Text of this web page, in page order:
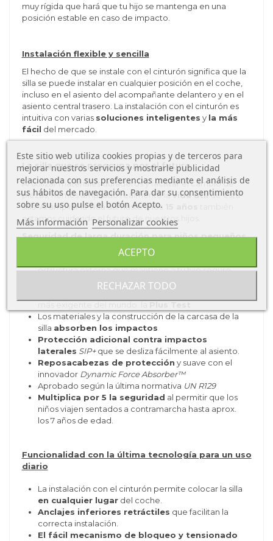
muy rígida que hará que tu hijo se mantenga en una
posición estable en caso de impacto.
Instalación flexible y sencilla
El hecho de que se instale con el cinturón significa que la
silla se puede instalar en cualquier posición en el coche,
incluso en el asiento del acompañante delantero y en el
asiento central trasero. La instalación con el cinturón es
intuitiva con varias soluciones inteligentes y la más
fácil del mercado.
La silla que se preocupa por el futuro
Al utilizar materiales duraderos y facilitar el cambio de
piezas, hemos ampliado realmente lavida útilde esta
silla. Al ampliar la vida útil hasta unos
estamos cuidando el futuro de nuestros hijos.
Seguridad de larga duración para niños pequeños
Concepto de seguridad revolucionario
estructura externa que mantiene a tu hijo seguro
hasta los 36 kg y los 125 cm
Los materiales y la construcción de la carcasa de la
silla absorben los impactos
Protección adicional contra impactos
laterales SIP+que se desliza fácilmente al asiento.
Reposacabezas de protección y suave con el
innovador Dynamic Force Absorber™
Aprobado según la última normativa UN R129
Multiplica por 5 la seguridad al permitir que los
niños viajen sentados a contramarcha hasta aprox.
los 7 años de edad.
Funcionalidad con la última tecnología para un uso
diario
La instalación con el cinturón permite colocar la silla
en cualquier lugardel coche.
Anclajes inferiores retráctiles que facilitan la
correcta instalación.
El fácil mecanismo de bloqueo y tensionado
Este sitio web utiliza cookies propias y de terceros para
mejorar nuestros servicios y mostrarle publicidad
relacionada con sus preferencias mediante el análisis de
sus hábitos de navegación. Para dar su consentimiento
sobre su uso pulse el botón Acepto.
Más información Personalizar cookies
RECHAZAR TODO
ACEPTO